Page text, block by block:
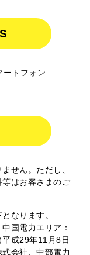
トフォン
せん。ただし、
はお客さまのご
なります。
国電力エリア：
成29年11月8日
会社、中部電力